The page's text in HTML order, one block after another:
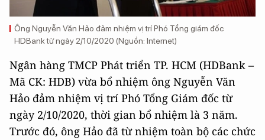
Ông Nguyễn Văn Hảo đảm nhiệm vị trí Phó Tổng giám đốc
HDBank từ ngày 2/10/2020 (Nguồn: Internet)
Ngân hàng TMCP Phát triển TP. HCM (HDBank –
Mã CK: HDB) vừa bổ nhiệm ông Nguyễn Văn
Hảo đảm nhiệm vị trí Phó Tổng Giám đốc từ
ngày 2/10/2020, thời gian bổ nhiệm là 3 năm.
Trước đó, ông Hảo đã từ nhiệm toàn bộ các chức